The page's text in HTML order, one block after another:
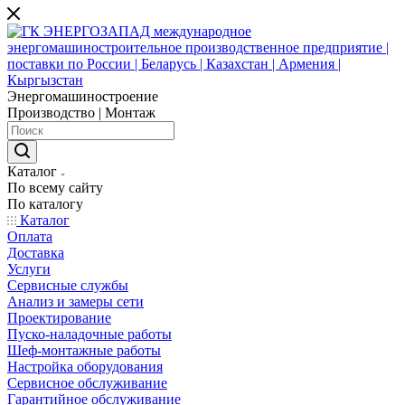
Энергомашиностроение
Производство | Монтаж
Каталог
По всему сайту
По каталогу
Каталог
Оплата
Доставка
Услуги
Сервисные службы
Анализ и замеры сети
Проектирование
Пуско-наладочные работы
Шеф-монтажные работы
Настройка оборудования
Сервисное обслуживание
Гарантийное обслуживание